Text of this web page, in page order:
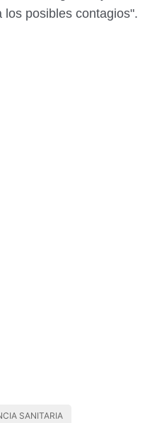
posibles contagios".
SANITARIA